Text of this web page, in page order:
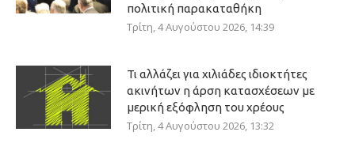
πολιτική παρακαταθήκη
Τρίτη, 4 Αυγούστου 2026, 14:39
Τι αλλάζει για χιλιάδες ιδιοκτήτες
ακινήτων η άρση κατασχέσεων με
μερική εξόφληση του χρέους
Τρίτη, 4 Αυγούστου 2026, 13:32